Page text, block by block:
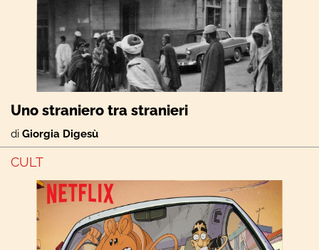
Uno straniero tra stranieri
di Giorgia Digesù
CULT